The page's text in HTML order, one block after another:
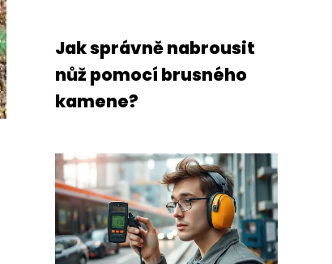
Jak správně nabrousit
nůž pomocí brusného
kamene?